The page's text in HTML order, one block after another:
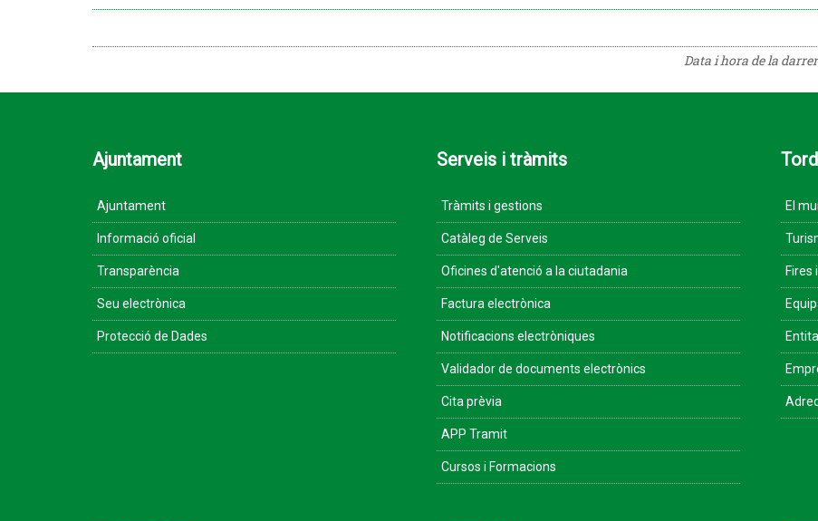
Data i hora de la
Ajuntament
Ajuntament
Informació oficial
Transparència
Seu electrònica
Protecció de Dades
Serveis i tràmits
Tràmits i gestions
Catàleg de Serveis
Oficines d'atenció a la ciutadania
Factura electrònica
Notificacions electròniques
Validador de documents electrònics
Cita prèvia
APP Tramit
Cursos i Formacions
El
Fires